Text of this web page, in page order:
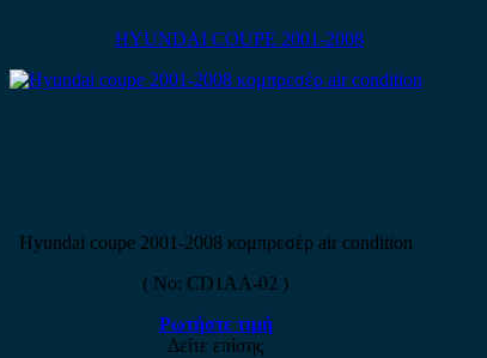
HYUNDAI COUPE 2001-2008
Hyundai coupe 2001-2008 κομπρεσέρ air condition
( No: CD1AA-02 )
Ρωτήστε τιμή
Δείτε επίσης